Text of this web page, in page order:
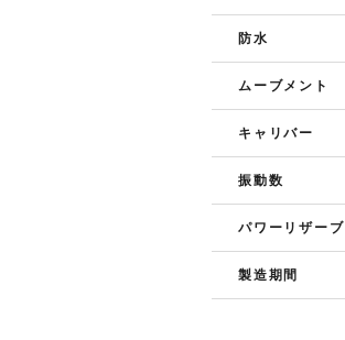
防水
ムーブメント
キャリバー
振動数
パワーリザーブ
製造期間